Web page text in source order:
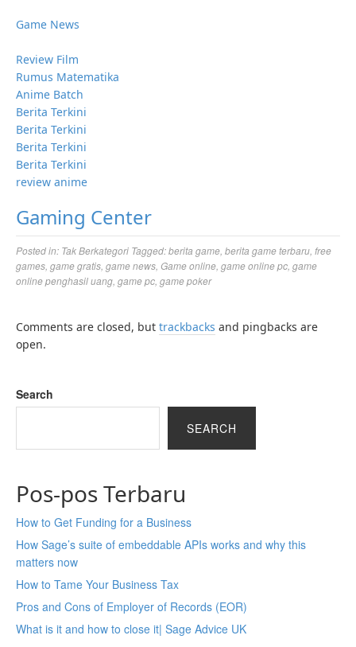
Game News
Review Film
Rumus Matematika
Anime Batch
Berita Terkini
Berita Terkini
Berita Terkini
Berita Terkini
review anime
Gaming Center
Posted in: Tak Berkategori Tagged:berita game berita game terbaru free
games game gratis game news Game online game online pc game
online penghasil uang game pc game poker
Comments are closed, but trackbacks and pingbacks are
open.
Search
SEARCH
Pos-pos Terbaru
How to Get Funding for a Business
How Sage’s suite of embeddable APIs works and why this
matters now
How to Tame Your Business Tax
Pros and Cons of Employer of Records (EOR)
What is it and how to close it| Sage Advice UK